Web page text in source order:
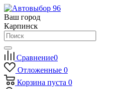
Ваш город
Карпинск
Сравнение0
Отложенные 0
Корзина пуста 0